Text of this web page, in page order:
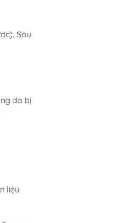
Sau
da bị
liệu